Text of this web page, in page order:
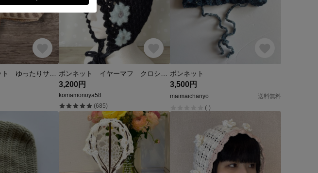
3,200円
komamonoya58
(685)
ボンネット
3,500円
maimaichanyo
送料無料
(-)